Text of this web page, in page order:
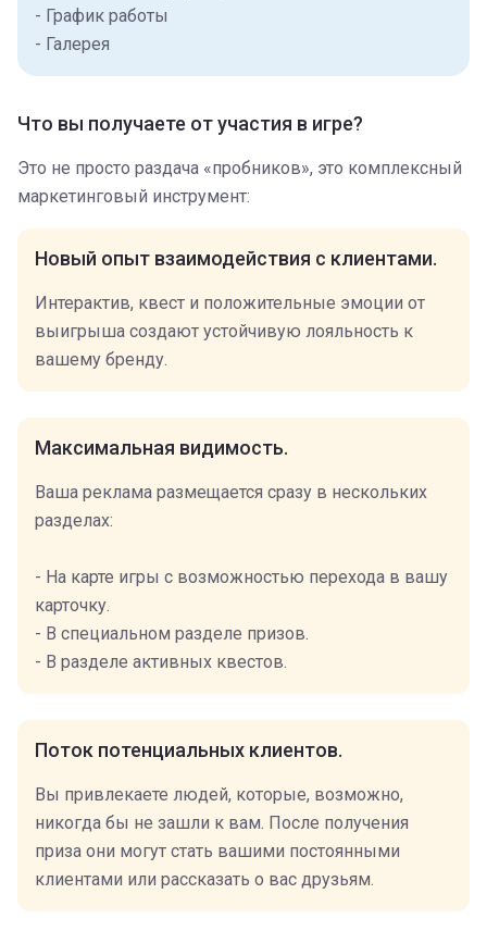
- График работы
- Галерея
Что вы получаете от участия в игре?
Это не просто раздача «пробников», это комплексный
маркетинговый инструмент:
Новый опыт взаимодействия с клиентами.
Интерактив, квест и положительные эмоции от
выигрыша создают устойчивую лояльность к
вашему бренду.
Максимальная видимость.
Ваша реклама размещается сразу в нескольких
разделах:
- На карте игры с возможностью перехода в вашу
карточку.
- В специальном разделе призов.
- В разделе активных квестов.
Поток потенциальных клиентов.
Вы привлекаете людей, которые, возможно,
никогда бы не зашли к вам. После получения
приза они могут стать вашими постоянными
клиентами или рассказать о вас друзьям.